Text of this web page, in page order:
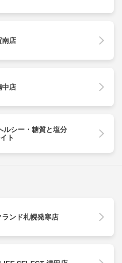
南店
中店
シー・糖質と塩分
ト
ンド札幌発寒店